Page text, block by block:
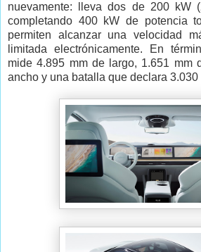
nuevamente: lleva dos de 200 kW
completando 400 kW de potencia
permiten alcanzar una velocidad
limitada electrónicamente. En
mide 4.895 mm de largo, 1.651 mm
ancho y una batalla que declara 3.030